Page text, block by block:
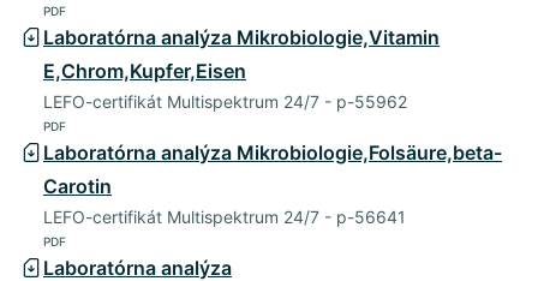
PDF
Laboratórna analýza Mikrobiologie,Vitamin
E,Chrom,Kupfer,Eisen
LEFO-certifikát Multispektrum 24/7 - p-55962
PDF
Laboratórna analýza Mikrobiologie,Folsäure,beta-
Carotin
LEFO-certifikát Multispektrum 24/7 - p-56641
PDF
Laboratórna analýza